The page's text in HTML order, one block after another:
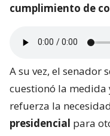
cumplimiento de
A su vez, el senador
cuestionó la medida
refuerza la
presidencial para